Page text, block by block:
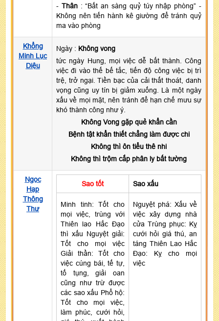
- Thân: “Bất an sàng quỷ túy nhập phòng” -
Không nên tiến hành kê giường để tránh quỷ
ma vào phòng
Khổng
Minh Lục
Diệu
Ngày : Không vong
tức ngày Hung, mọi việc dễ bất thành. Công
việc đi vào thế bế tắc, tiến độ công việc bị trì
trệ, trở ngại. Tiền bạc của cải thất thoát, danh
vọng cũng uy tín bị giảm xuống. Là một ngày
xấu về mọi mặt, nên tránh để hạn chế mưu sự
khó thành công như ý.
Không Vong gặp quẻ khẩn cần
Bệnh tật khẩn thiết chẳng làm được chi
Không thì ôn tiểu thê nhi
Không thì trộm cắp phân ly bất tường
Ngọc
Hạp
Thông
Thư
Sao tốt Sao xấu
Minh tinh: Tốt cho
mọi việc, trùng với
Thiên lao Hắc Đạo
thì xấu Nguyệt giải:
Tốt cho mọi việc
Giải thần: Tốt cho
việc cúng bái, tế tự,
tố tụng, giải oan
cũng như trừ được
các sao xấu Phổ hộ:
Tốt cho mọi việc,
làm phúc, cưới hỏi,
Nguyệt phá: Xấu về
việc xây dựng nhà
cửa Trùng phục: Kỵ
cưới hỏi giá thú, an
táng Thiên Lao Hắc
Đạo: Kỵ cho mọi
việc